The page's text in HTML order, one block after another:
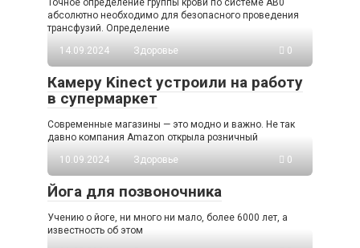
Точное определение группы крови по системе AB0
абсолютно необходимо для безопасного проведения
трансфузий. Определение
14.09.2024
Здоровье 0
Камеру Kinect устроили на работу
в супермаркет
Современные магазины — это модно и важно. Не так
давно компания Amazon открыла розничный
10.09.2024
Здоровье 0
Йога для позвоночника
Учению о йоге, ни много ни мало, более 6000 лет, а
известность об этом